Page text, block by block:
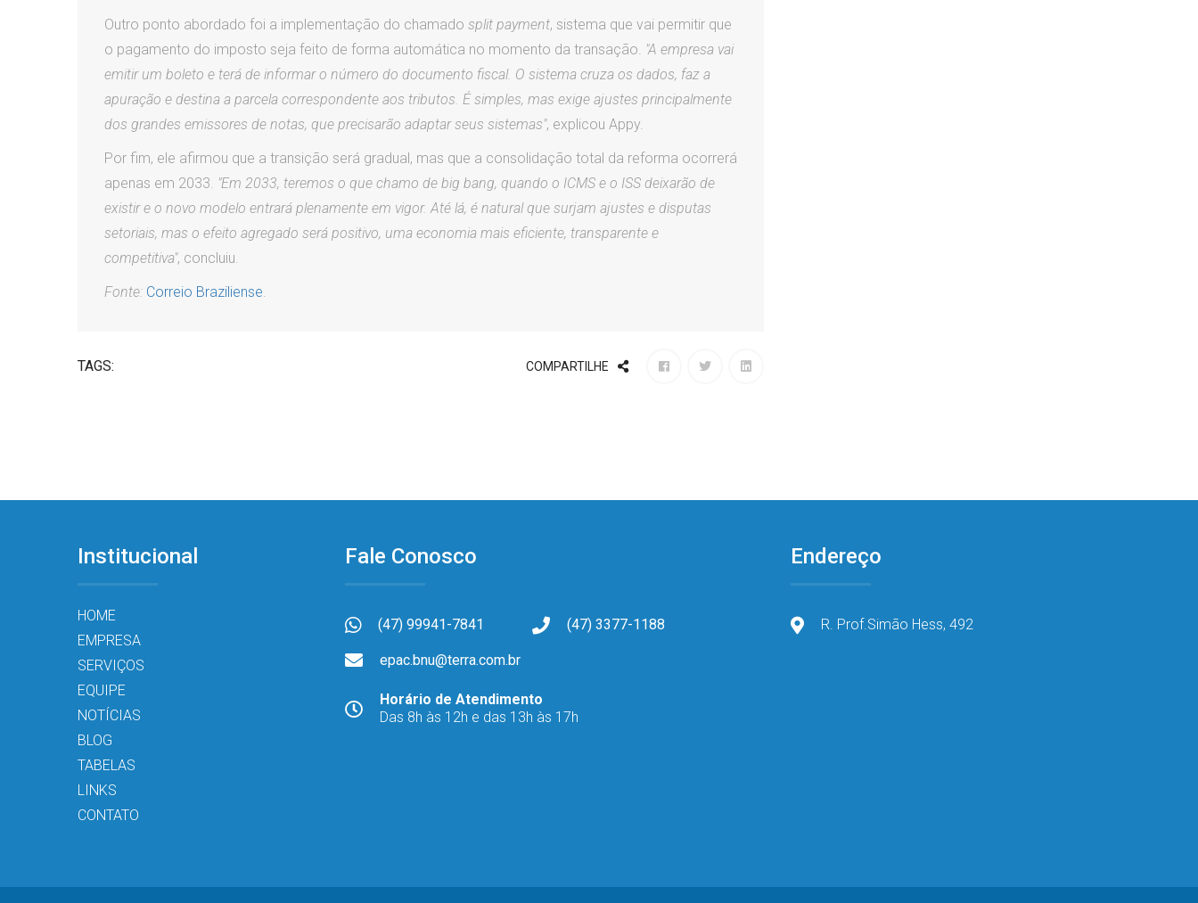
Outro ponto abordado foi a implementação do chamado split payment, sistema que vai permitir que
o pagamento do imposto seja feito de forma automática no momento da transação. "A empresa vai
emitir um boleto e terá de informar o número do documento fiscal. O sistema cruza os dados, faz a
apuração e destina a parcela correspondente aos tributos. É simples, mas exige ajustes principalmente
dos grandes emissores de notas, que precisarão adaptar seus sistemas", explicou Appy.
Por fim, ele afirmou que a transição será gradual, mas que a consolidação total da reforma ocorrerá
apenas em 2033. "Em 2033, teremos o que chamo de big bang, quando o ICMS e o ISS deixarão de
existir e o novo modelo entrará plenamente em vigor. Até lá, é natural que surjam ajustes e disputas
setoriais, mas o efeito agregado será positivo, uma economia mais eficiente, transparente e
competitiva", concluiu.
Fonte: Correio Braziliense
TAGS: COMPARTILHE
Institucional
HOME
EMPRESA
SERVIÇOS
EQUIPE
NOTÍCIAS
BLOG
TABELAS
LINKS
CONTATO
Fale Conosco
(47) 99941-7841 (47) 3377-1188
epac.bnu@terra.com.br
Horário de Atendimento
Das 8h às 12h e das 13h às 17h
Endereço
R. Prof.Simão Hess, 492